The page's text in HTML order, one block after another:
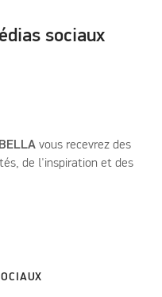
sociaux
vous recevrez des
de l'inspiration et des